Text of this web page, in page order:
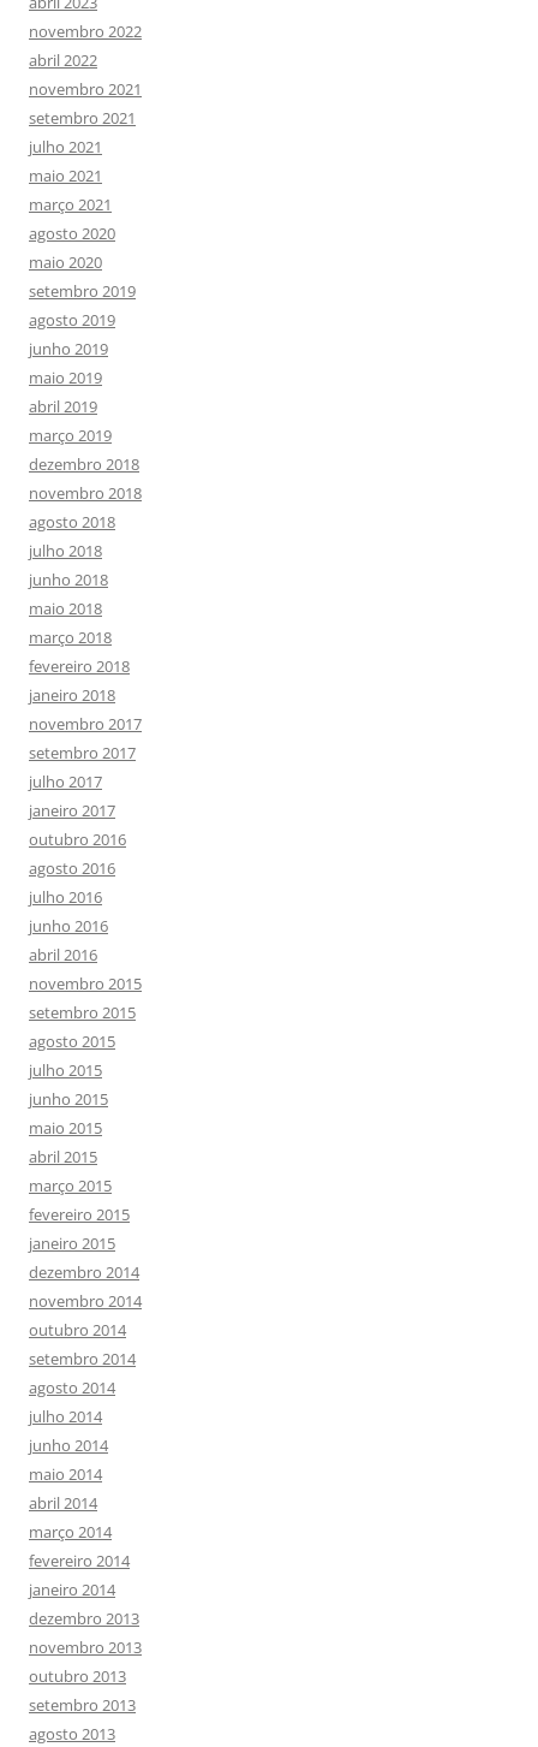
novembro 2022
abril 2022
novembro 2021
setembro 2021
julho 2021
maio 2021
março 2021
agosto 2020
maio 2020
setembro 2019
agosto 2019
junho 2019
maio 2019
abril 2019
março 2019
dezembro 2018
novembro 2018
agosto 2018
julho 2018
junho 2018
maio 2018
março 2018
fevereiro 2018
janeiro 2018
novembro 2017
setembro 2017
julho 2017
janeiro 2017
outubro 2016
agosto 2016
julho 2016
junho 2016
abril 2016
novembro 2015
setembro 2015
agosto 2015
julho 2015
junho 2015
maio 2015
abril 2015
março 2015
fevereiro 2015
janeiro 2015
dezembro 2014
novembro 2014
outubro 2014
setembro 2014
agosto 2014
julho 2014
junho 2014
maio 2014
abril 2014
março 2014
fevereiro 2014
janeiro 2014
dezembro 2013
novembro 2013
outubro 2013
setembro 2013
agosto 2013